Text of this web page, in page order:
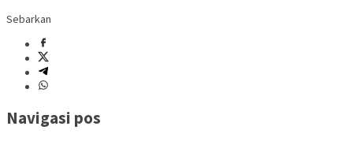
Sebarkan
Navigasi pos